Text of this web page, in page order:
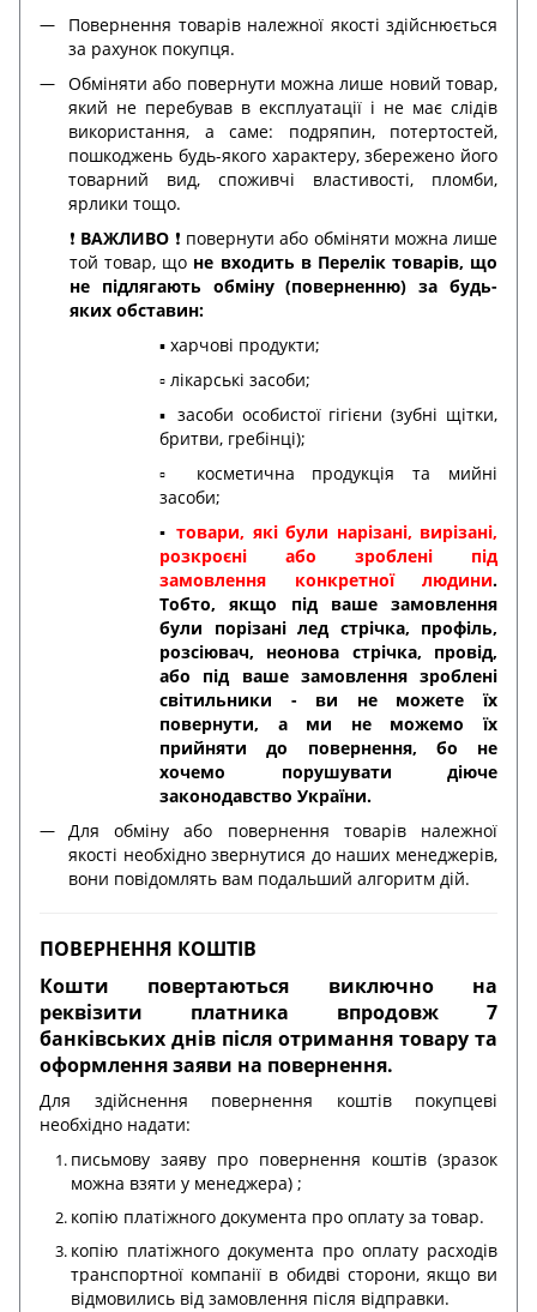
Повернення товарів належної якості здійснюється
за рахунок покупця.
Обміняти або повернути можна лише новий товар,
який не перебував в експлуатації і не має слідів
використання, а саме: подряпин, потертостей,
пошкоджень будь-якого характеру, збережено його
товарний вид, споживчі властивості, пломби,
ярлики тощо.
❗️ ВАЖЛИВО ❗️ повернути або обміняти можна лише
той товар, що не входить в Перелік товарів, що
не підлягають обміну (поверненню) за будь-
яких обставин:
▪️ харчові продукти;
▫️ лікарські засоби;
▪️ засоби особистої гігієни (зубні щітки,
бритви, гребінці);
▫️ косметична продукція та мийні
засоби;
▪️ товари, які були нарізані, вирізані,
розкроєні або зроблені під
замовлення конкретної людини.
Тобто, якщо під ваше замовлення
були порізані лед стрічка, профіль,
розсіювач, неонова стрічка, провід,
або під ваше замовлення зроблені
світильники - ви не можете їх
повернути, а ми не можемо їх
прийняти до повернення, бо не
хочемо порушувати діюче
законодавство України.
Для обміну або повернення товарів належної
якості необхідно звернутися до наших менеджерів,
вони повідомлять вам подальший алгоритм дій.
ПОВЕРНЕННЯ КОШТІВ
Кошти повертаються виключно на
реквізити платника впродовж 7
банківських днів після отримання товару та
оформлення заяви на повернення.
Для здійснення повернення коштів покупцеві
необхідно надати:
письмову заяву про повернення коштів (зразок
можна взяти у менеджера) ;
копію платіжного документа про оплату за товар.
копію платіжного документа про оплату расходів
транспортної компанії в обидві сторони, якщо ви
відмовились від замовлення після відправки.